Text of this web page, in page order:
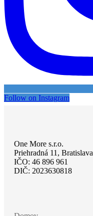
Follow on Instagram
One More s.r.o.
Priehradná 11, Bratislava
IČO: 46 896 961
DIČ: 2023630818